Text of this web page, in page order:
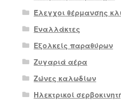
Έλεγχοι θέρμανσης
Εναλλάκτες
Εξολκείς παραθύρων
Ζυγαριά αέρα
Ζώνες καλωδίων
Ηλεκτρικοί